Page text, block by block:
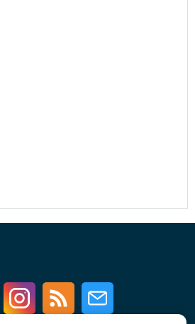
Youtube InstagramRSS Newsletter